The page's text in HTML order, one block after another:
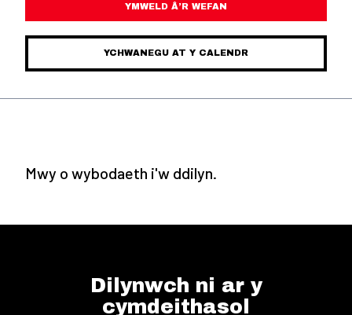
YMWELD Â’R WEFAN
YCHWANEGU AT Y CALENDR
Mwy o wybodaeth i'w ddilyn.
Dilynwch ni ar y
cymdeithasol